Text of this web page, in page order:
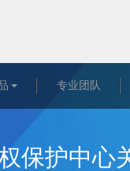
专业团队
保护中心